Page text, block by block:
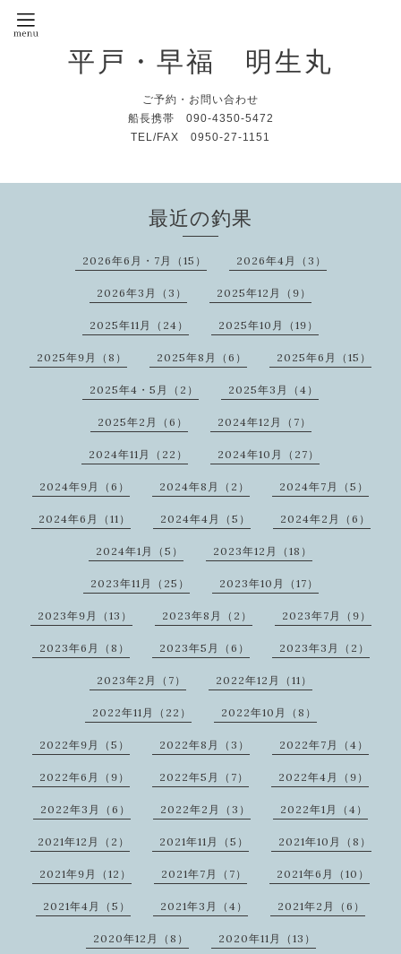
平戸・早福 明生丸
ご予約・お問い合わせ
船長携帯 090-4350-5472
TEL/FAX 0950-27-1151
最近の釣果
2026年6月・7月（15） 2026年4月（3）
2026年3月（3） 2025年12月（9）
2025年11月（24） 2025年10月（19）
2025年9月（8） 2025年8月（6） 2025年6月（15）
2025年4・5月（2） 2025年3月（4）
2025年2月（6） 2024年12月（7）
2024年11月（22） 2024年10月（27）
2024年9月（6） 2024年8月（2） 2024年7月（5）
2024年6月（11） 2024年4月（5） 2024年2月（6）
2024年1月（5） 2023年12月（18）
2023年11月（25） 2023年10月（17）
2023年9月（13） 2023年8月（2） 2023年7月（9）
2023年6月（8） 2023年5月（6） 2023年3月（2）
2023年2月（7） 2022年12月（11）
2022年11月（22） 2022年10月（8）
2022年9月（5） 2022年8月（3） 2022年7月（4）
2022年6月（9） 2022年5月（7） 2022年4月（9）
2022年3月（6） 2022年2月（3） 2022年1月（4）
2021年12月（2） 2021年11月（5） 2021年10月（8）
2021年9月（12） 2021年7月（7） 2021年6月（10）
2021年4月（5） 2021年3月（4） 2021年2月（6）
2020年12月（8） 2020年11月（13）